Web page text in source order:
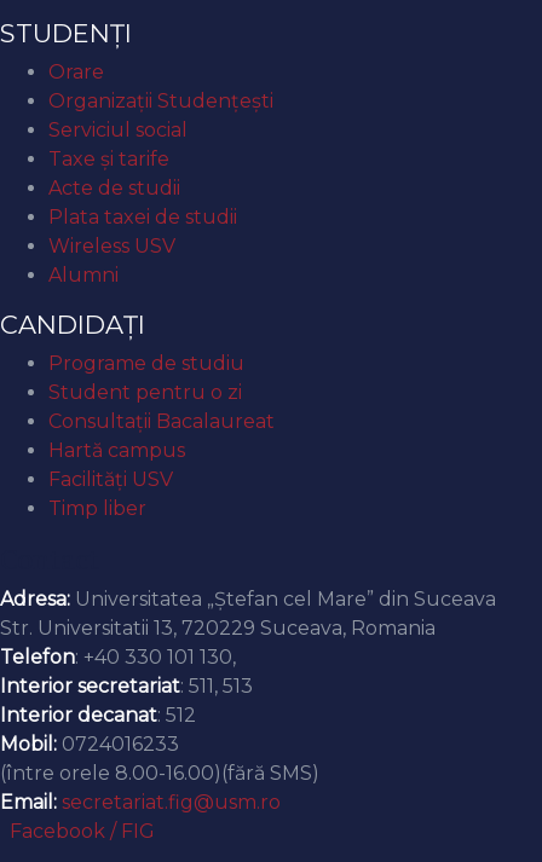
STUDENȚI
Orare
Organizaţii Studenţeşti
Serviciul social
Taxe și tarife
Acte de studii
Plata taxei de studii
Wireless USV
Alumni
CANDIDAȚI
Programe de studiu
Student pentru o zi
Consultații Bacalaureat
Hartă campus
Facilități USV
Timp liber
Adresa: Universitatea „Ștefan cel Mare” din Suceava
Str. Universitatii 13, 720229 Suceava, Romania
Telefon: +40 330 101 130,
Interior secretariat: 511, 513
Interior decanat: 512
Mobil: 0724016233
(între orele 8.00-16.00)(fără SMS)
Email: secretariat.fig@usm.ro
Facebook / FIG